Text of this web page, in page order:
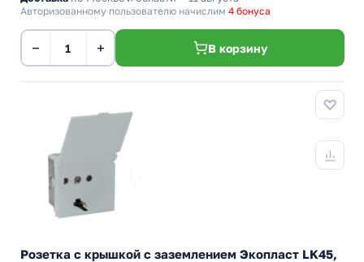
Авторизованному пользователю начислим 4 бонуса
− + В корзину
Розетка с крышкой с заземлением Экопласт LK45,